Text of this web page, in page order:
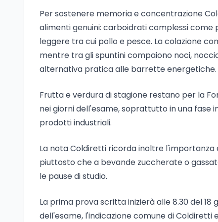
Per sostenere memoria e concentrazione
alimenti genuini: carboidrati complessi
leggere tra cui pollo e pesce. La colazione
mentre tra gli spuntini compaiono noci,
alternativa pratica alle barrette energetiche.
Frutta e verdura di stagione restano per la
nei giorni dell'esame, soprattutto in una fase
prodotti industriali.
La nota Coldiretti ricorda inoltre
piuttosto che a bevande zuccherate o
le pause di studio.
La prima prova scritta inizierà alle 8.30 del
dell'esame, l'indicazione comune di Coldiretti